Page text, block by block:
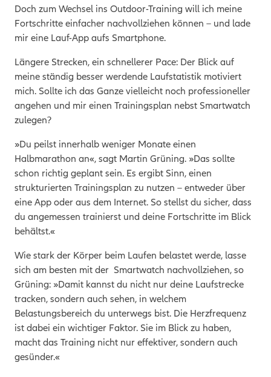
Doch zum Wechsel ins Outdoor-Training will ich meine
Fortschritte einfacher nachvollziehen können – und lade
mir eine Lauf-App aufs Smartphone.
Längere Strecken, ein schnellerer Pace: Der Blick auf
meine ständig besser werdende Laufstatistik motiviert
mich. Sollte ich das Ganze vielleicht noch professioneller
angehen und mir einen Trainingsplan nebst Smartwatch
zulegen?
»Du peilst innerhalb weniger Monate einen
Halbmarathon an«, sagt Martin Grüning. »Das sollte
schon richtig geplant sein. Es ergibt Sinn, einen
strukturierten Trainingsplan zu nutzen – entweder über
eine App oder aus dem Internet. So stellst du sicher, dass
du angemessen trainierst und deine Fortschritte im Blick
behältst.«
Wie stark der Körper beim Laufen belastet werde, lasse
sich am besten mit der Smartwatch nachvollziehen, so
Grüning: »Damit kannst du nicht nur deine Laufstrecke
tracken, sondern auch sehen, in welchem
Belastungsbereich du unterwegs bist. Die Herzfrequenz
ist dabei ein wichtiger Faktor. Sie im Blick zu haben,
macht das Training nicht nur effektiver, sondern auch
gesünder.«